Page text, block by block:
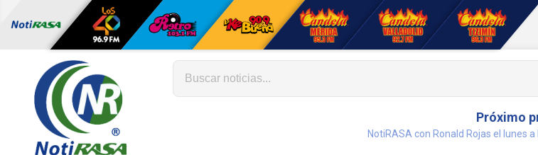
Próximo
NotiRASA con Ronald Rojas el lunes a